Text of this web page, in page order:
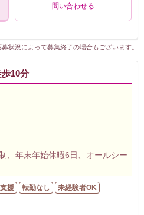
問い合わせる
状況によって募集終了の場合もございます。
10分
、年末年始休暇6日、オールシー
援 転勤なし
未経験者OK